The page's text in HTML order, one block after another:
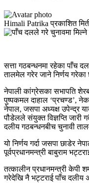
Himali Patrika प्रकाशित
सत्ता गठबन्धनमा रहेका पाँच
तालमेल गरेर जाने निर्णय गरेका
नेपाली कांग्रेसका सभापति
पुष्पकमल दाहाल ‘प्रचण्ड’,
नेपाल, जसपा अध्यक्ष उपेन्द्र
पौडेलले संयुक्त विज्ञप्ति जारी
दलीय गठबन्धनबीच चुनावी
यो निर्णय गर्दा जसपा छाडेर
पूर्वप्रधानमन्त्री बाबुराम
तत्कालीन प्रधानमन्त्री केपी
गरेदेखि नै भट्टराई पाँच